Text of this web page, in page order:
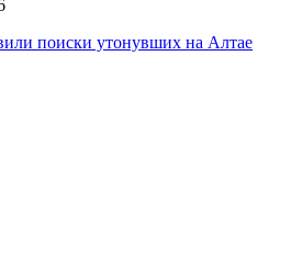
поиски утонувших на Алтае